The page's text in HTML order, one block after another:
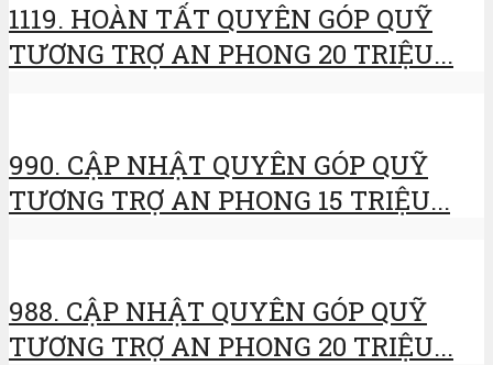
1119. HOÀN TẤT QUYÊN GÓP QUỸ
TƯƠNG TRỢ AN PHONG 20 TRIỆU...
990. CẬP NHẬT QUYÊN GÓP QUỸ
TƯƠNG TRỢ AN PHONG 15 TRIỆU...
988. CẬP NHẬT QUYÊN GÓP QUỸ
TƯƠNG TRỢ AN PHONG 20 TRIỆU...